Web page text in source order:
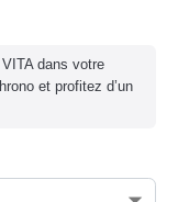
dans votre
et profitez d’un